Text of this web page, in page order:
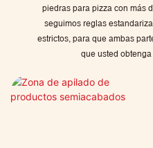
piedras para pizza con más
seguimos reglas
estrictos, para que ambas
que usted